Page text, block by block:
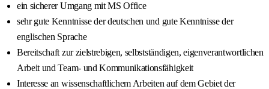
ein sicherer Umgang mit MS Office
sehr gute Kenntnisse der deutschen und gute Kenntnisse der
englischen Sprache
Bereitschaft zur zielstrebigen, selbstständigen, eigenverantwortlichen
Arbeit und Team- und Kommunikationsfähigkeit
Interesse an wissenschaftlichem Arbeiten auf dem Gebiet der